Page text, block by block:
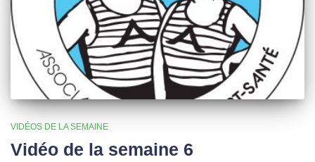
VIDÉOS DE LA SEMAINE
Vidéo de la semaine 6